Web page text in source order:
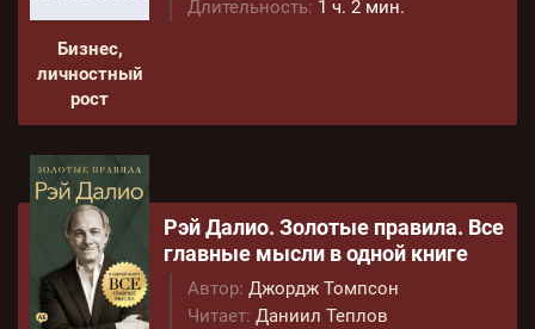
Бизнес,
личностный
рост
Длительность: 1 ч. 2 мин.
Рэй Далио. Золотые правила. Все
главные мысли в одной книге
Автор: Джордж Томпсон
Читает: Даниил Теплов